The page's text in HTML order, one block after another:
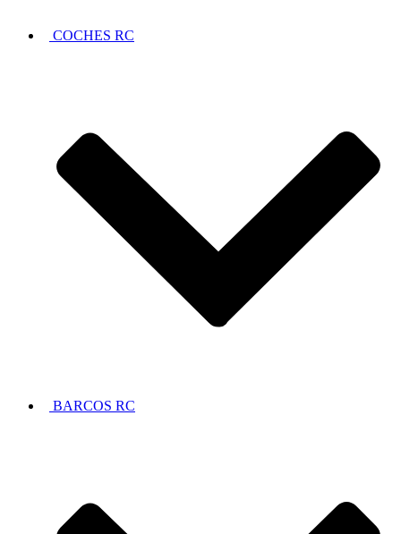
COCHES RC
BARCOS RC